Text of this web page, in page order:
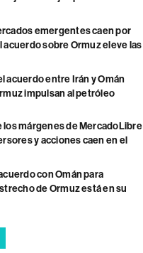
emergentes caen por
acuerdo sobre Ormuz eleve las
acuerdo entre Irán y Omán
impulsan al petróleo
los márgenes de MercadoLibre
y acciones caen en el
con Omán para
de Ormuz está en su